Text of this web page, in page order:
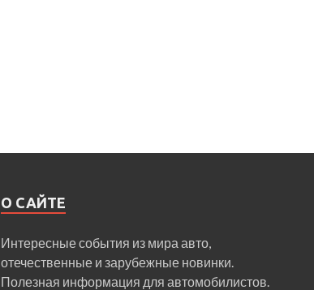
О САЙТЕ
Интересные события из мира авто,
отечественные и зарубежные новинки.
Полезная информация для автомобилистов.